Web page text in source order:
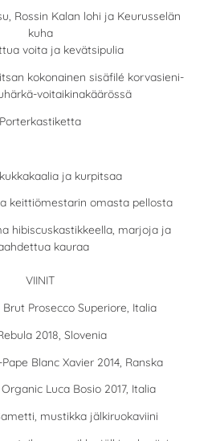
Rossin Kalan lohi ja Keurusselän
kuha
voita ja kevätsipulia
kokonainen sisäfilé korvasieni-
voitaikinakäärössä
Porterkastiketta
ja kurpitsaa
keittiömestarin omasta pellosta
hibiscuskastikkeella, marjoja ja
kauraa
VIINIT
Prosecco Superiore, Italia
2018, Slovenia
Blanc Xavier 2014, Ranska
Luca Bosio 2017, Italia
mustikka jälkiruokaviini